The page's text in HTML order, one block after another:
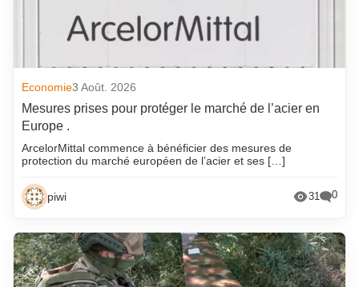
Economie3 Août. 2026
Mesures prises pour protéger le marché de l’acier en
Europe .
ArcelorMittal commence à bénéficier des mesures de
protection du marché européen de l’acier et ses […]
piwi 31 0